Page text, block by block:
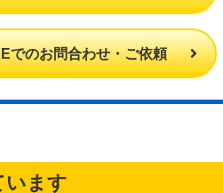
でのお問合わせ・ご依頼
います